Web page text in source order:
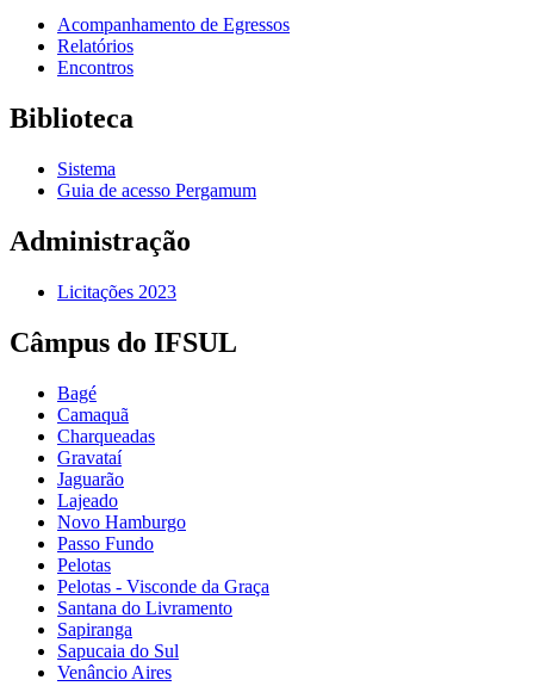
Acompanhamento de Egressos
Relatórios
Encontros
Biblioteca
Sistema
Guia de acesso Pergamum
Administração
Licitações 2023
Câmpus do IFSUL
Bagé
Camaquã
Charqueadas
Gravataí
Jaguarão
Lajeado
Novo Hamburgo
Passo Fundo
Pelotas
Pelotas - Visconde da Graça
Santana do Livramento
Sapiranga
Sapucaia do Sul
Venâncio Aires